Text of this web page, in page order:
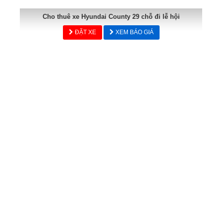
Cho thuê xe Hyundai County 29 chỗ đi lễ hội
ĐẶT XE XEM BÁO GIÁ